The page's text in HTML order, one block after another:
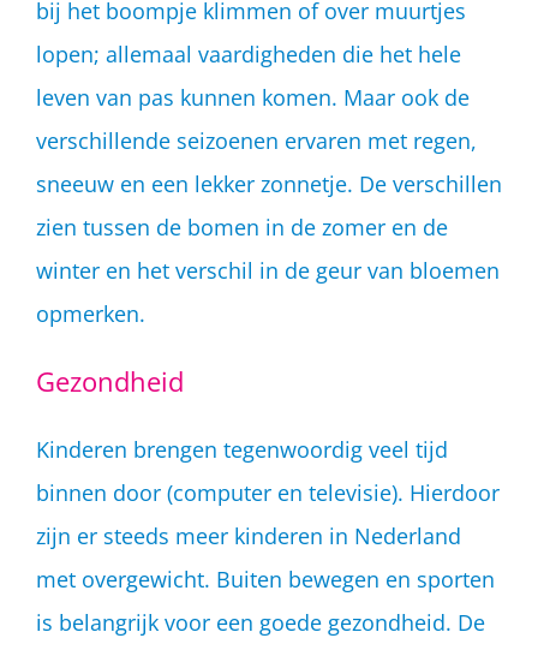
bij het boompje klimmen of over muurtjes
lopen; allemaal vaardigheden die het hele
leven van pas kunnen komen. Maar ook de
verschillende seizoenen ervaren met regen,
sneeuw en een lekker zonnetje. De verschillen
zien tussen de bomen in de zomer en de
winter en het verschil in de geur van bloemen
opmerken.
Gezondheid
Kinderen brengen tegenwoordig veel tijd
binnen door (computer en televisie). Hierdoor
zijn er steeds meer kinderen in Nederland
met overgewicht. Buiten bewegen en sporten
is belangrijk voor een goede gezondheid. De